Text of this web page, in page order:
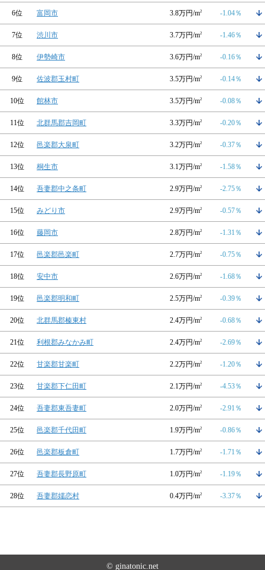
6位 富岡市 3.8万円/m2 -1.04％
7位 渋川市 3.7万円/m2 -1.46％
8位 伊勢崎市 3.6万円/m2 -0.16％
9位 佐波郡玉村町 3.5万円/m2 -0.14％
10位 館林市 3.5万円/m2 -0.08％
11位 北群馬郡吉岡町 3.3万円/m2 -0.20％
12位 邑楽郡大泉町 3.2万円/m2 -0.37％
13位 桐生市 3.1万円/m2 -1.58％
14位 吾妻郡中之条町 2.9万円/m2 -2.75％
15位 みどり市 2.9万円/m2 -0.57％
16位 藤岡市 2.8万円/m2 -1.31％
17位 邑楽郡邑楽町 2.7万円/m2 -0.75％
18位 安中市 2.6万円/m2 -1.68％
19位 邑楽郡明和町 2.5万円/m2 -0.39％
20位 北群馬郡榛東村 2.4万円/m2 -0.68％
21位 利根郡みなかみ町 2.4万円/m2 -2.69％
22位 甘楽郡甘楽町 2.2万円/m2 -1.20％
23位 甘楽郡下仁田町 2.1万円/m2 -4.53％
24位 吾妻郡東吾妻町 2.0万円/m2 -2.91％
25位 邑楽郡千代田町 1.9万円/m2 -0.86％
26位 邑楽郡板倉町 1.7万円/m2 -1.71％
27位 吾妻郡長野原町 1.0万円/m2 -1.19％
28位 吾妻郡嬬恋村 0.4万円/m2 -3.37％
© ginatonic.net